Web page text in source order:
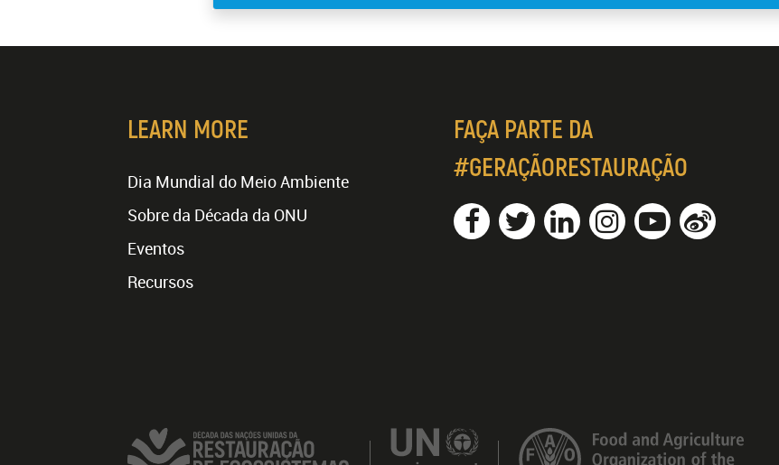
LEARN MORE
Dia Mundial do Meio Ambiente
Sobre da Década da ONU
Eventos
Recursos
FAÇA PARTE DA
#GERAÇÃORESTAURAÇÃO